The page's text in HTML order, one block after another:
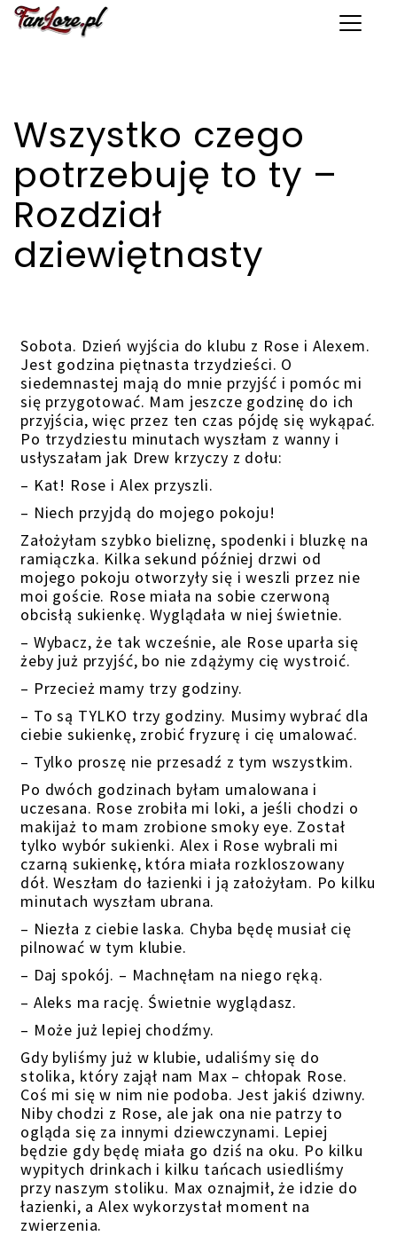
Toggle
Wszystko czego
potrzebuję to ty –
Rozdział
dziewiętnasty
Sobota. Dzień wyjścia do klubu z Rose i Alexem.
Jest godzina piętnasta trzydzieści. O
siedemnastej mają do mnie przyjść i pomóc mi
się przygotować. Mam jeszcze godzinę do ich
przyjścia, więc przez ten czas pójdę się wykąpać.
Po trzydziestu minutach wyszłam z wanny i
usłyszałam jak Drew krzyczy z dołu:
– Kat! Rose i Alex przyszli.
– Niech przyjdą do mojego pokoju!
Założyłam szybko bieliznę, spodenki i bluzkę na
ramiączka. Kilka sekund później drzwi od
mojego pokoju otworzyły się i weszli przez nie
moi goście. Rose miała na sobie czerwoną
obcisłą sukienkę. Wyglądała w niej świetnie.
– Wybacz, że tak wcześnie, ale Rose uparła się
żeby już przyjść, bo nie zdążymy cię wystroić.
– Przecież mamy trzy godziny.
– To są TYLKO trzy godziny. Musimy wybrać dla
ciebie sukienkę, zrobić fryzurę i cię umalować.
– Tylko proszę nie przesadź z tym wszystkim.
Po dwóch godzinach byłam umalowana i
uczesana. Rose zrobiła mi loki, a jeśli chodzi o
makijaż to mam zrobione smoky eye. Został
tylko wybór sukienki. Alex i Rose wybrali mi
czarną sukienkę, która miała rozkloszowany
dół. Weszłam do łazienki i ją założyłam. Po kilku
minutach wyszłam ubrana.
– Niezła z ciebie laska. Chyba będę musiał cię
pilnować w tym klubie.
– Daj spokój. – Machnęłam na niego ręką.
– Aleks ma rację. Świetnie wyglądasz.
– Może już lepiej chodźmy.
Gdy byliśmy już w klubie, udaliśmy się do
stolika, który zajął nam Max – chłopak Rose.
Coś mi się w nim nie podoba. Jest jakiś dziwny.
Niby chodzi z Rose, ale jak ona nie patrzy to
ogląda się za innymi dziewczynami. Lepiej
będzie gdy będę miała go dziś na oku. Po kilku
wypitych drinkach i kilku tańcach usiedliśmy
przy naszym stoliku. Max oznajmił, że idzie do
łazienki, a Alex wykorzystał moment na
zwierzenia.